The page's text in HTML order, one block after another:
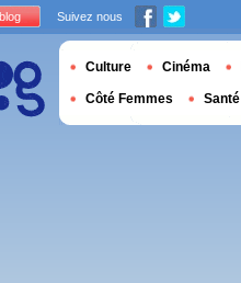
Suivez nous
Culture Cinéma
Côté Femmes Santé